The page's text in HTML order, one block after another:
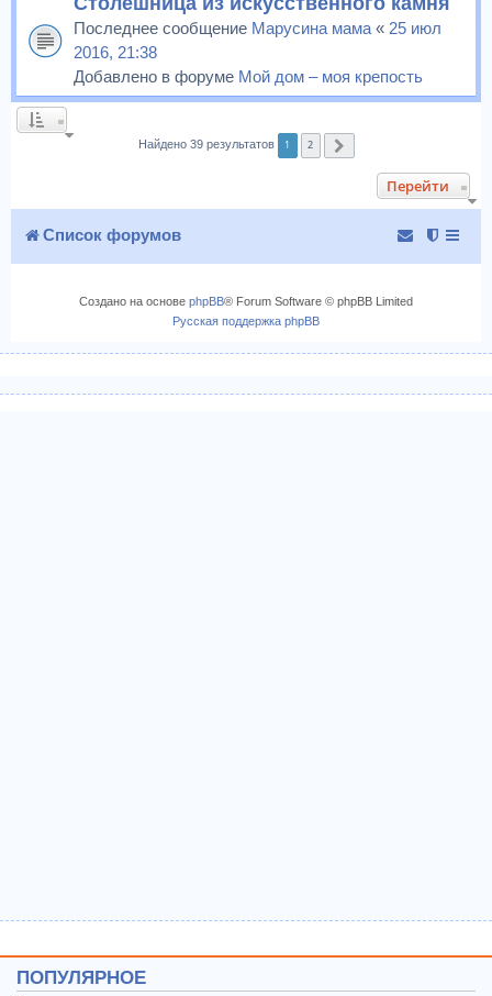
Последнее сообщение Марусина мама « 25 июл
2016, 21:38
Добавлено в форуме Мой дом – моя крепость
Найдено 39 результатов 1 2
Перейти
Список форумов
Создано на основе phpBB® Forum Software © phpBB Limited
Русская поддержка phpBB
ПОПУЛЯРНОЕ